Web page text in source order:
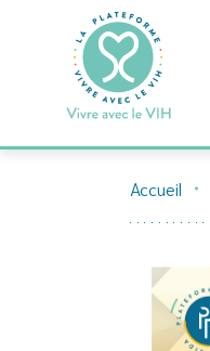
Skip
Accueil